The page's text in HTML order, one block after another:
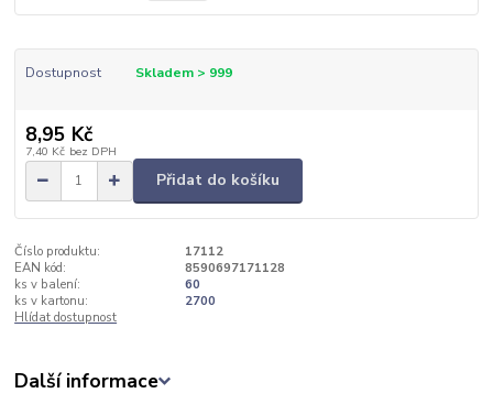
Dostupnost Skladem > 999
8,95 Kč
7,40 Kč bez DPH
Přidat do košíku
Číslo produktu:
17112
EAN kód:
8590697171128
ks v balení:
60
ks v kartonu:
2700
Hlídat dostupnost
Další informace